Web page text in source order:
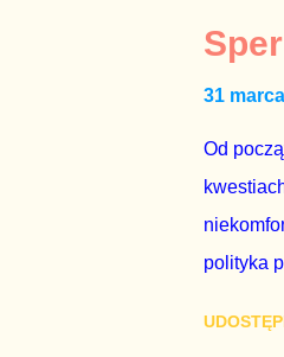
tego
31 marca
Od
polityka